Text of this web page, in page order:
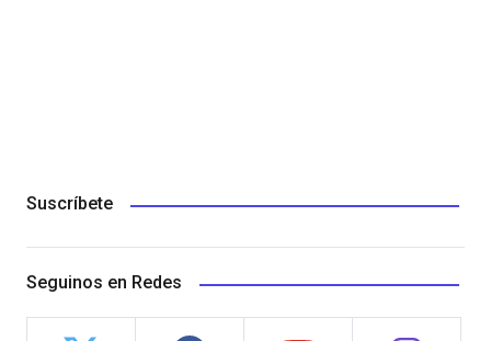
Suscríbete
Seguinos en Redes